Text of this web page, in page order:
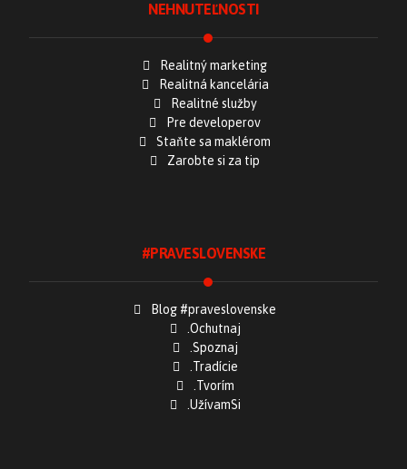
NEHNUTEĽNOSTI
Realitný marketing
Realitná kancelária
Realitné služby
Pre developerov
Staňte sa maklérom
Zarobte si za tip
#PRAVESLOVENSKE
Blog #praveslovenske
.Ochutnaj
.Spoznaj
.Tradície
.Tvorím
.UžívamSi